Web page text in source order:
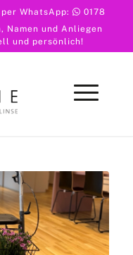
per WhatsApp:
0178
Namen und Anliegen
und persönlich!